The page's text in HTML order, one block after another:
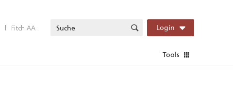
| Fitch AA Login
Tools